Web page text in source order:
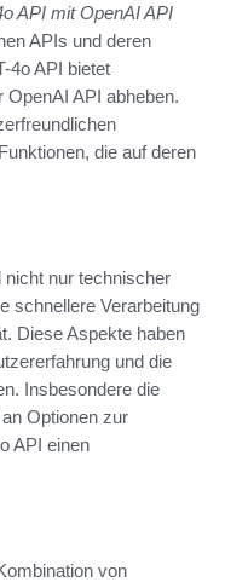
API mit OpenAI API
APIs und deren
4o API bietet
API abheben.
die auf deren
nur technischer
schnellere Verarbeitung
Diese Aspekte haben
und die
Insbesondere die
Optionen zur
API einen
von